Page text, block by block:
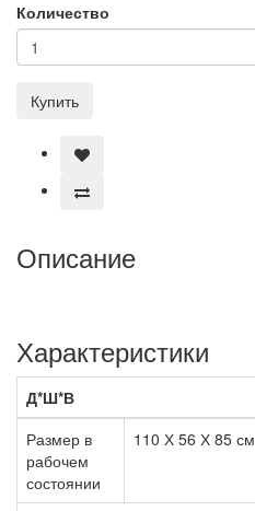
Количество
Купить
Описание
Характеристики
Д*Ш*В
Размер в
рабочем
состоянии
110 Х 56 Х 85 см